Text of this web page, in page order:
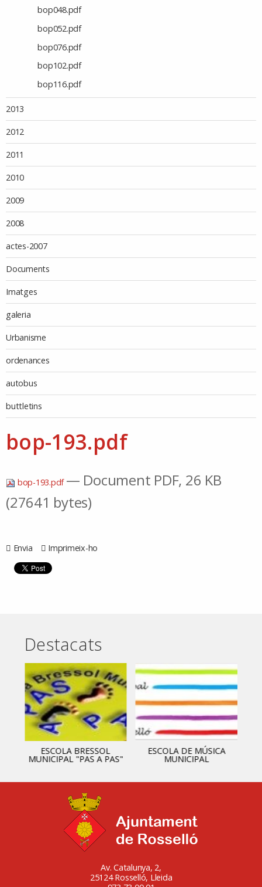
bop048.pdf
bop052.pdf
bop076.pdf
bop102.pdf
bop116.pdf
2013
2012
2011
2010
2009
2008
actes-2007
Documents
Imatges
galeria
Urbanisme
ordenances
autobus
buttletins
bop-193.pdf
bop-193.pdf — Document PDF, 26 KB
(27641 bytes)
Envia Imprimeix-ho
Destacats
ESCOLA BRESSOL
MUNICIPAL "PAS A PAS"
ESCOLA DE MÚSICA
MUNICIPAL
Av. Catalunya, 2,
25124 Rosselló, Lleida